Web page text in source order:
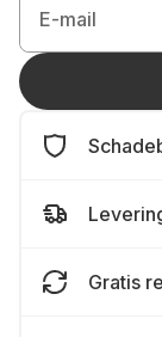
E-mail
Gratis